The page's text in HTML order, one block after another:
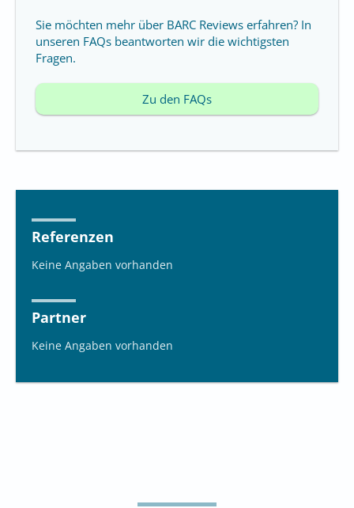
Sie möchten mehr über BARC Reviews erfahren? In
unseren FAQs beantworten wir die wichtigsten
Fragen.
Zu den FAQs
Referenzen
Keine Angaben vorhanden
Partner
Keine Angaben vorhanden